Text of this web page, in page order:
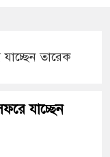
তারেক
যাচ্ছেন